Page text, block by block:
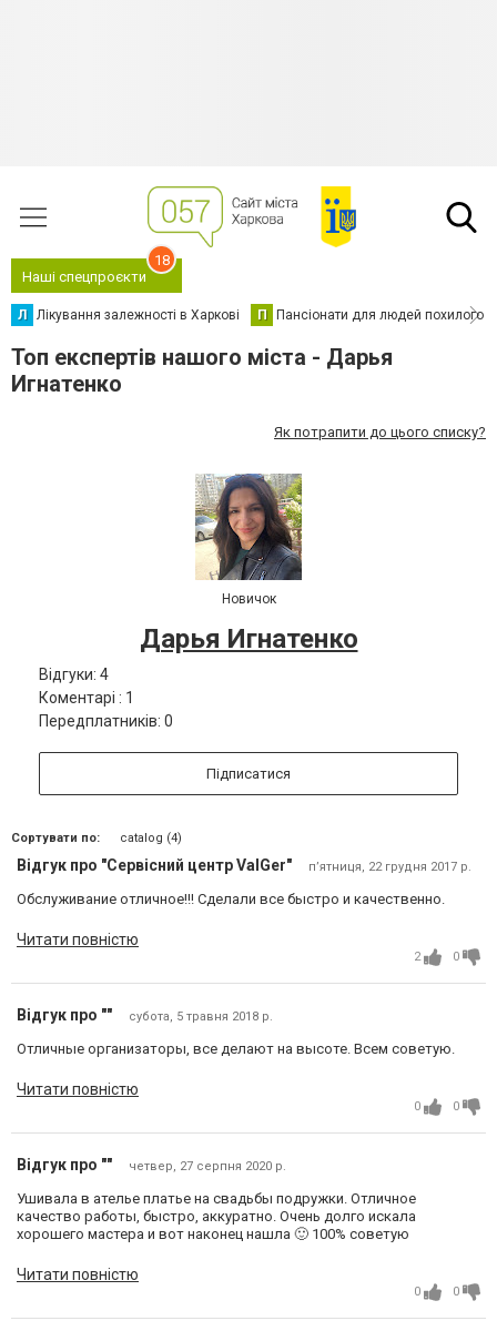
Наші спецпроєкти
18
Л Лікування залежності в Харкові П Пансіонати для людей похилого
Топ експертів нашого міста - Дарья
Игнатенко
Як потрапити до цього списку?
Новичок
Дарья Игнатенко
Відгуки: 4
Коментарі : 1
Передплатників: 0
Підписатися
Сортувати по: catalog (4)
Відгук про "Сервісний центр ValGer" пʼятниця, 22 грудня 2017 р.
Обслуживание отличное!!! Сделали все быстро и качественно.
Читати повністю
2 0
Відгук про "" субота, 5 травня 2018 р.
Отличные организаторы, все делают на высоте. Всем советую.
Читати повністю
0 0
Відгук про "" четвер, 27 серпня 2020 р.
Ушивала в ателье платье на свадьбы подружки. Отличное
качество работы, быстро, аккуратно. Очень долго искала
хорошего мастера и вот наконец нашла 🙂 100% советую
Читати повністю
0 0